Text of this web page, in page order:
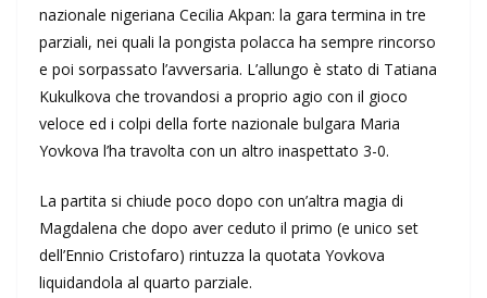
nazionale nigeriana Cecilia Akpan: la gara termina in tre
parziali, nei quali la pongista polacca ha sempre rincorso
e poi sorpassato l’avversaria. L’allungo è stato di Tatiana
Kukulkova che trovandosi a proprio agio con il gioco
veloce ed i colpi della forte nazionale bulgara Maria
Yovkova l’ha travolta con un altro inaspettato 3-0.
La partita si chiude poco dopo con un’altra magia di
Magdalena che dopo aver ceduto il primo (e unico set
dell’Ennio Cristofaro) rintuzza la quotata Yovkova
liquidandola al quarto parziale.